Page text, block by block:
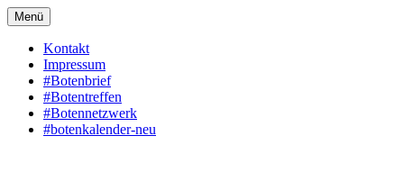
Zum
Inhalt
springen
Hamelner Bote
Eine private, nicht kommerzielle Seite, die sich mit Lokalnachrichten
aus Hameln und Umgebung beschäftigt. Überparteilich, persönlich,
konstruktiv
Menü
Kontakt
Impressum
#Botenbrief
#Botentreffen
#Botennetzwerk
#botenkalender-neu